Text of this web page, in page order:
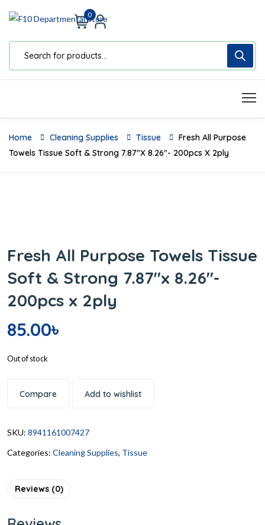
0
Home Cleaning Supplies Tissue
Fresh All Purpose
Towels Tissue Soft & Strong 7.87″x 8.26″- 200pcs X 2ply
Fresh All Purpose Towels Tissue
Soft & Strong 7.87″x 8.26″-
200pcs x 2ply
85.00৳
Out of stock
Compare Add to wishlist
SKU: 8941161007427
Categories: Cleaning Supplies, Tissue
Reviews (0)